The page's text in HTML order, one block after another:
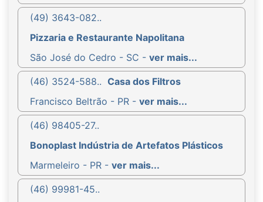
(49) 3643-082..
Pizzaria e Restaurante Napolitana
São José do Cedro - SC - ver mais...
(46) 3524-588.. Casa dos Filtros
Francisco Beltrão - PR - ver mais...
(46) 98405-27..
Bonoplast Indústria de Artefatos Plásticos
Marmeleiro - PR - ver mais...
(46) 99981-45..